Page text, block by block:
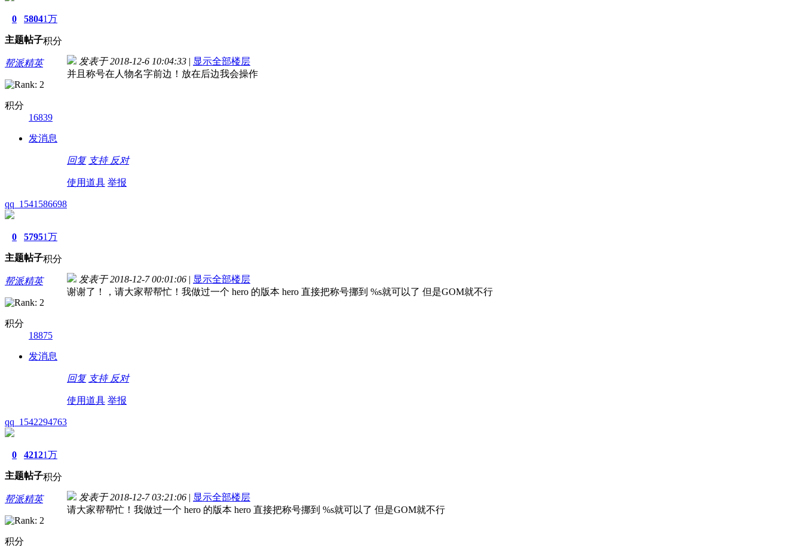
0
主题
5804
帖子
1万
积分
帮派精英
积分
16839
发消息
发表于 2018-12-6 10:04:33 | 显示全部楼层
并且称号在人物名字前边！放在后边我会操作
回复 支持 反对
使用道具 举报
qq_1541586698
0
主题
5795
帖子
1万
积分
帮派精英
积分
18875
发消息
发表于 2018-12-7 00:01:06 | 显示全部楼层
谢谢了！，请大家帮帮忙！我做过一个 hero 的版本 hero 直接把称号挪到 %s就可以了 但是GOM就不行
回复 支持 反对
使用道具 举报
qq_1542294763
0
主题
4212
帖子
1万
积分
帮派精英
积分
发表于 2018-12-7 03:21:06 | 显示全部楼层
请大家帮帮忙！我做过一个 hero 的版本 hero 直接把称号挪到 %s就可以了 但是GOM就不行